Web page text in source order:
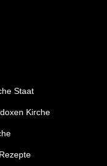
Staat
Kirche